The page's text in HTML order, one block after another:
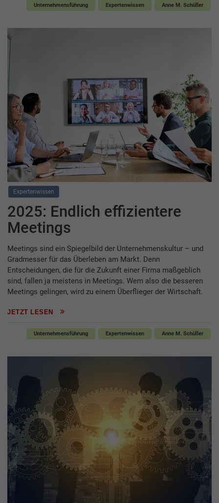
Unternehmensführung Expertenwissen Anne M. Schüller
Expertenwissen
2025: Endlich effizientere
Meetings
Meetings sind ein Spiegelbild der Unternehmenskultur – und
Gradmesser für das Überleben am Markt. Denn
Entscheidungen, die für die Zukunft einer Firma maßgeblich
sind, fallen ja meistens in Meetings. Wem also die besseren
Meetings gelingen, wird zu einem Überflieger der Wirtschaft.
JETZT LESEN
Unternehmensführung Expertenwissen Anne M. Schüller